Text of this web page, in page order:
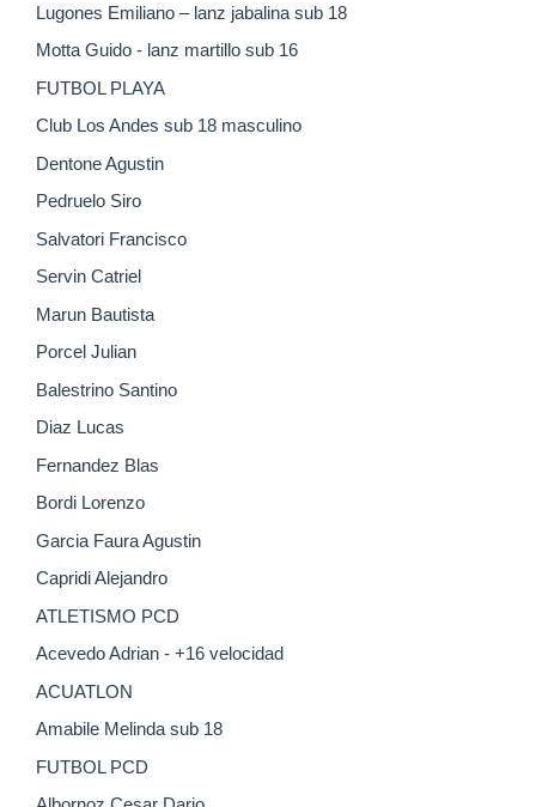
Lugones Emiliano – lanz jabalina sub 18
Motta Guido - lanz martillo sub 16
FUTBOL PLAYA
Club Los Andes sub 18 masculino
Dentone Agustin
Pedruelo Siro
Salvatori Francisco
Servin Catriel
Marun Bautista
Porcel Julian
Balestrino Santino
Diaz Lucas
Fernandez Blas
Bordi Lorenzo
Garcia Faura Agustin
Capridi Alejandro
ATLETISMO PCD
Acevedo Adrian - +16 velocidad
ACUATLON
Amabile Melinda sub 18
FUTBOL PCD